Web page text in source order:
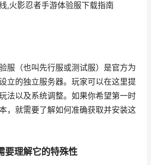
,火影忍者手游体验服下载指南
服（也叫先行服或测试服）是官方为
立的独立服务器。玩家可以在这里提
法以及系统调整。如果你希望第一时
，就需要了解如何准确获取并安装这
要理解它的特殊性